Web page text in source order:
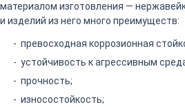
материалом изготовления —
и изделий из него много преимуществ:
превосходная коррозионная
устойчивость к агрессивным
прочность;
износостойкость;